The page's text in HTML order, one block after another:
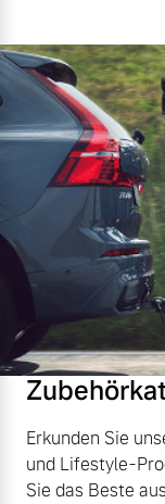
Erkunden Sie
und Lifestyle-
Sie das Beste